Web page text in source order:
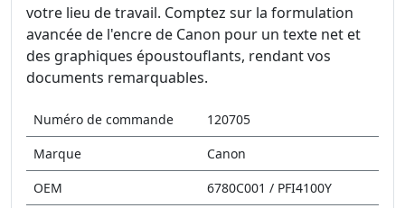
votre lieu de travail. Comptez sur la formulation
avancée de l'encre de Canon pour un texte net et
des graphiques époustouflants, rendant vos
documents remarquables.
Numéro de commande
120705
Marque
Canon
OEM
6780C001 / PFI4100Y